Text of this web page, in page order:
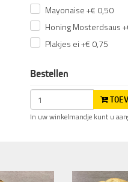
Mayonaise +€ 0,50
Honing Mosterdsaus
Plakjes ei +€ 0,75
Bestellen
In uw winkelmandje kunt u